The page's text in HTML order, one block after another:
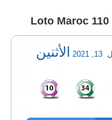
Loto Maroc 110
2021 الأثنين